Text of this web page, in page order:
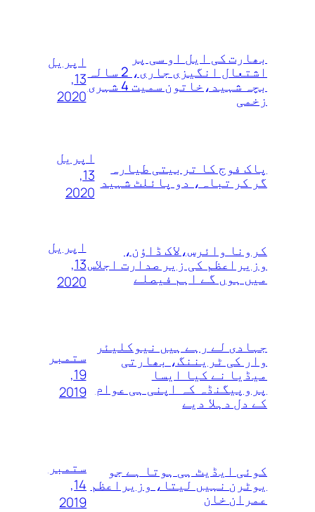
بھارت کی ایل او سی پر
اشتعال انگیزی جاری، 2 سالہ
بچہ شہید،خاتون سمیت 4 شہری
زخمی
اپریل
13,
2020
پاک فوج کا تربیتی طیارہ
گر کر تباہ، دو پائلٹ شہید
اپریل
13,
2020
کرونا وائرس،لاک ڈاؤن،
وزیراعظم کی زیر صدارت اجلاس
میں ہوں گے اہم فیصلے
اپریل
13,
2020
جہادی لے رہے ہیں نیوکلیئر
وار کی ٹریننگ، بھارتی
میڈیا نے کیا ایسا
پروپیگنڈہ کہ اپنی ہی عوام
کے دل دہلا دیے
ستمبر
19,
2019
کوئی ایڈیٹ ہی ہوتا ہے جو
یوٹرن نہیں لیتا، وزیراعظم
عمران خان
ستمبر
14,
2019